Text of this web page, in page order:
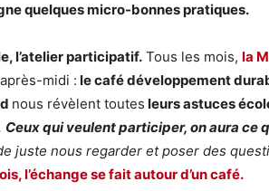
quelques micro-bonnes pratiques.
l’atelier participatif. Tous les mois, la
midi : le café développement
nous révèlent toutes leurs astuces
Ceux qui veulent participer, on aura ce
juste nous regarder et poser des
l’échange se fait autour d’un café.